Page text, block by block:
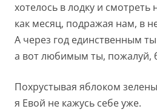
хотелось в лодку и смотреть
как месяц, подражая нам, в
А через год единственным
а вот любимым ты, пожалуй,
Похрустывая яблоком
я Евой не кажусь себе уже.